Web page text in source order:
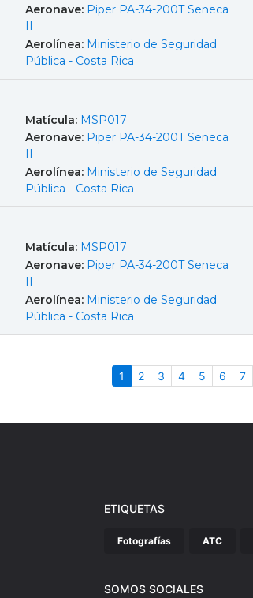
Aeronave: Piper PA-34-200T Seneca
Aerolínea: Ministerio de Seguridad
Pública - Costa Rica
Matícula: MSP017
Aeronave: Piper PA-34-200T Seneca
II
Aerolínea: Ministerio de Seguridad
Pública - Costa Rica
Matícula: MSP017
Aeronave: Piper PA-34-200T Seneca
II
Aerolínea: Ministerio de Seguridad
Pública - Costa Rica
1 (actual)
2 3 4 5 6 7
ETIQUETAS
Fotografías ATC
SOMOS SOCIALES